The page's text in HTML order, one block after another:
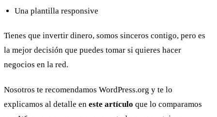
Una plantilla responsive
Tienes que invertir dinero, somos sinceros contigo, pero es
la mejor decisión que puedes tomar si quieres hacer
negocios en la red.
Nosotros te recomendamos WordPress.org y te lo
explicamos al detalle en este artículo que lo comparamos